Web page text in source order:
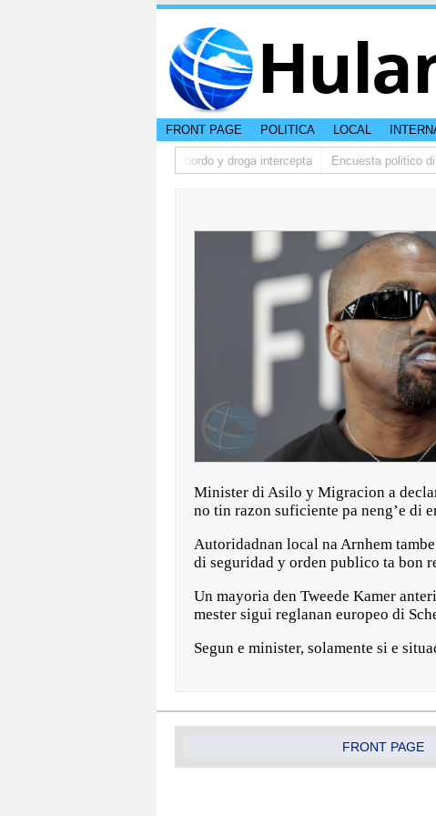
FRONT PAGE POLITICA LOCAL
Boto cu 2 persona abordo y droga intercepta Encuesta politico di
Minister di Asilo y Migracion a
no tin razon suficiente pa neng’e di
Autoridadnan local na Arnhem
di seguridad y orden publico ta bon
Un mayoria den Tweede Kamer
mester sigui reglanan europeo di
Segun e minister, solamente si e
FRONT PAGE